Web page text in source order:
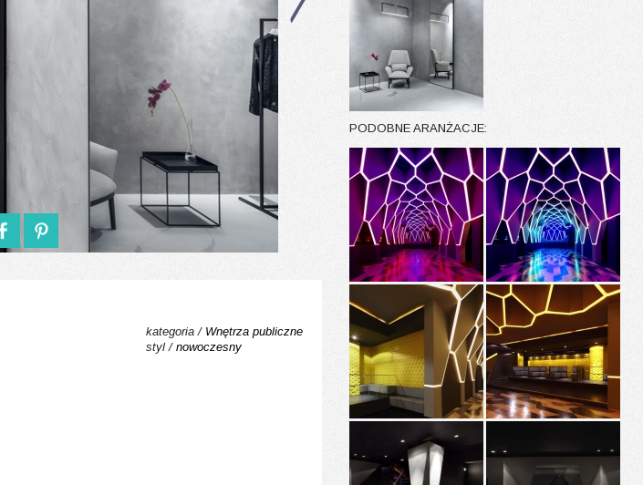
PODOBNE ARANŻACJE:
kategoria / Wnętrza publiczne
styl / nowoczesny